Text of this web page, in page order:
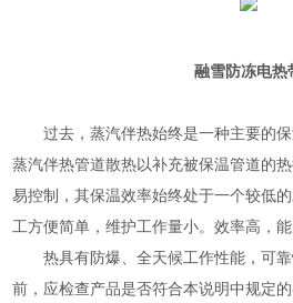
融雪防冻电热
过去，蒸汽伴热始终是一种主要的
蒸汽伴热管道散热以补充被保温管道的
易控制，其保温效率始终处于一个较低
工方便简单，维护工作量小。效率高，能
热具有防爆、全天候工作性能，可
前，应检查产品是否符合本说明中规定的